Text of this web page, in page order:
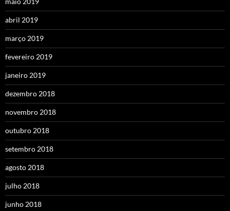
abril 2019
março 2019
fevereiro 2019
janeiro 2019
dezembro 2018
novembro 2018
outubro 2018
setembro 2018
agosto 2018
julho 2018
junho 2018